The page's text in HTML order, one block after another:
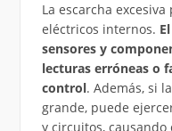
La escarcha
eléctricos internos.
sensores y
lecturas erróneas o
control. Además, si
grande, puede
y circuitos,